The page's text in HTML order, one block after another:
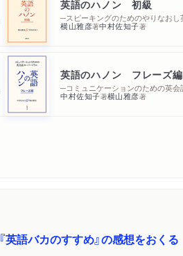
英語のハノン 初級
横山雅彦著中村佐知子著
英語のハノン フレーズ編
中村佐知子著横山雅彦著
『英語バカのすすめ』の感想をおくる